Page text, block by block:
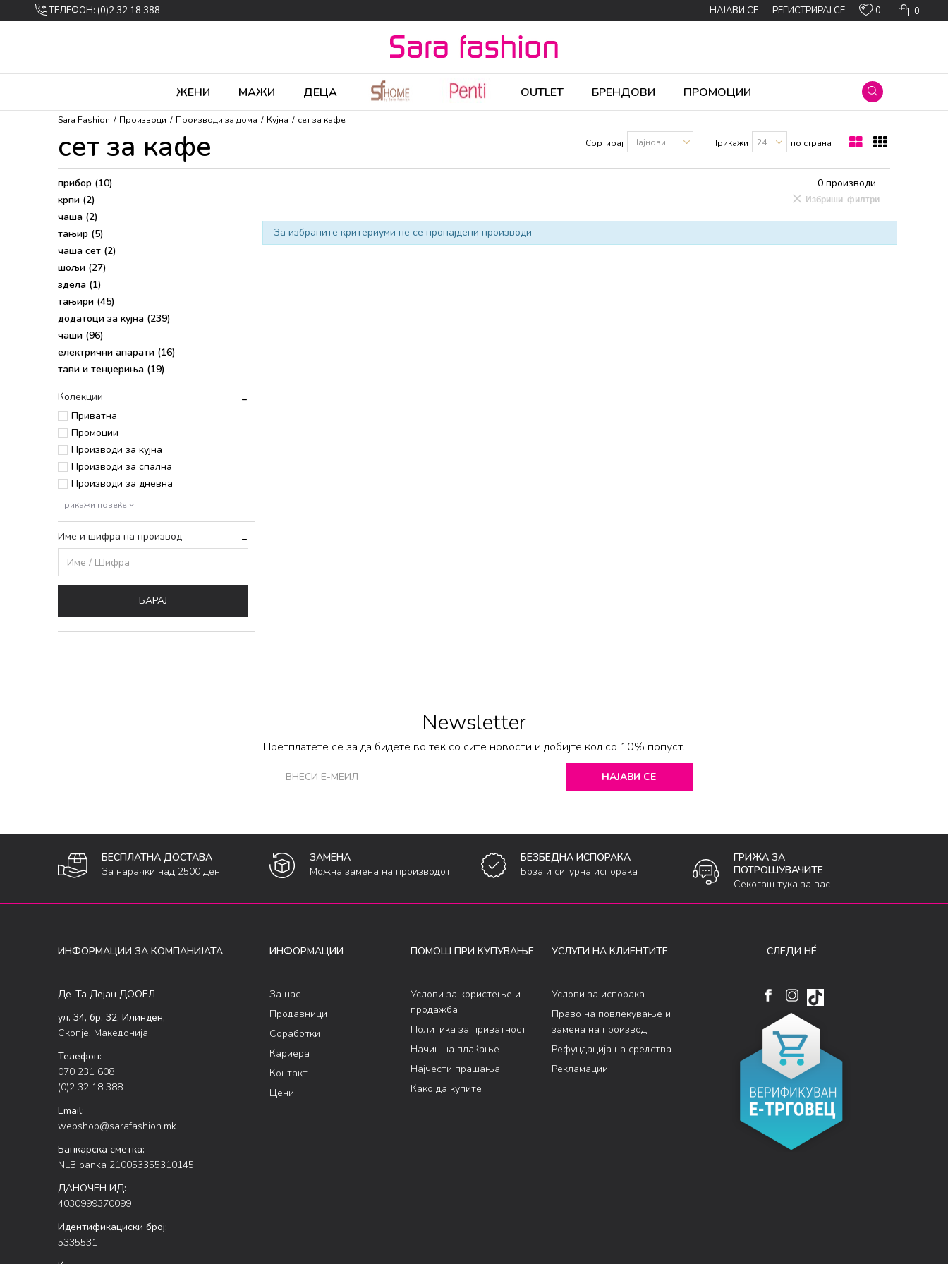
ТЕЛЕФОН: (0)2 32 18 388 0
0
НАЈАВИ СЕ РЕГИСТРИРАЈ СЕ
ЖЕНИ МАЖИ ДЕЦА OUTLET БРЕНДОВИ ПРОМОЦИИ
Sara Fashion Производи Производи за дома Кујна сет за кафе
сет за кафе Сортирај Прикажи по страна
прибор (10)
крпи (2)
чаша (2)
тањир (5)
чаша сет (2)
шољи (27)
здела (1)
тањири (45)
додатоци за кујна (239)
чаши (96)
електрични апарати (16)
тави и тенџериња (19)
Колекции
Приватна
Промоции
Производи за кујна
Производи за спална
Производи за дневна
Прикажи повеќе
Име и шифра на производ
БАРАЈ
0 производи
Избриши филтри
За избраните критериуми не се пронајдени производи
Newsletter
Претплатете се за да бидете во тек со сите новости и добијте код со 10% попуст.
НАЈАВИ СЕ
БЕСПЛАТНА ДОСТАВА
За нарачки над 2500 ден
ЗАМЕНА
Можна замена на производот
БЕЗБЕДНА ИСПОРАКА
Брза и сигурна испорака
ГРИЖА ЗА
ПОТРОШУВАЧИТЕ
Секогаш тука за вас
ИНФОРМАЦИИ ЗА КОМПАНИЈАТА
Де-Та Дејан ДООЕЛ
ул. 34, бр. 32, Илинден,
Скопје, Македонија
Телефон:
070 231 608
(0)2 32 18 388
Email:
webshop@sarafashion.mk
Банкарска сметка:
NLB banka 210053355310145
ДАНОЧЕН ИД:
4030999370099
Идентификациски број:
5335531
ИНФОРМАЦИИ
За нас
Продавници
Соработки
Кариера
Контакт
Цени
ПОМОШ ПРИ КУПУВАЊЕ
Услови за користење и
продажба
Политика за приватност
Начин на плаќање
Најчести прашања
Како да купите
УСЛУГИ НА КЛИЕНТИТЕ
Услови за испорака
Право на повлекување и
замена на производ
Рефундација на средства
Рекламации
СЛЕДИ НÉ